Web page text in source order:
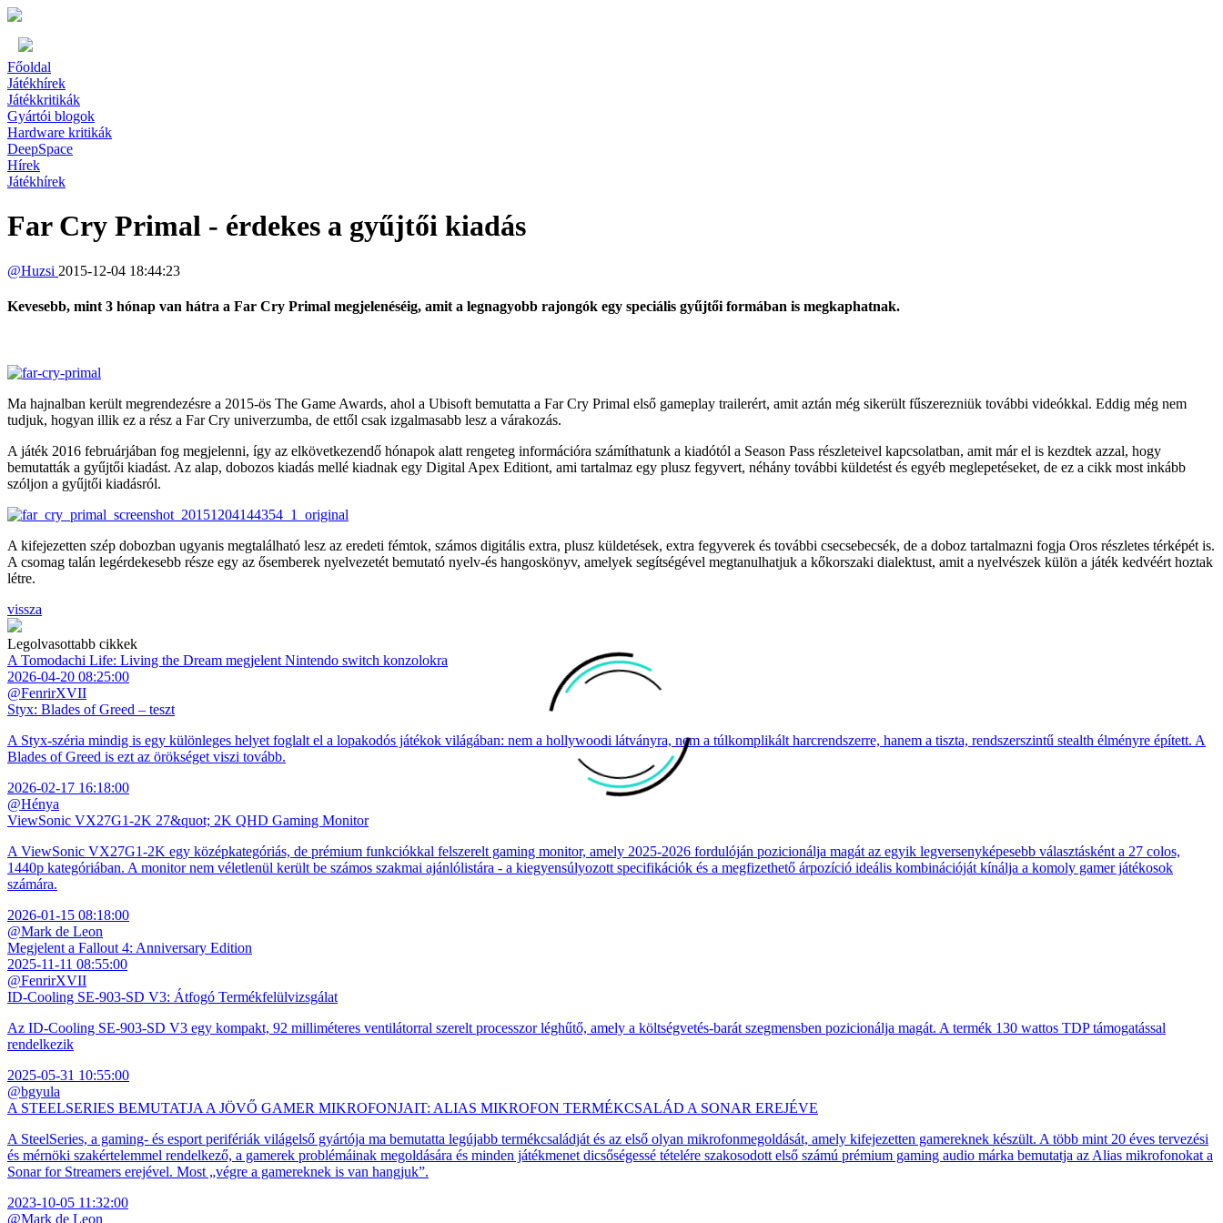
Főoldal
Játékhírek
Játékkritikák
Gyártói blogok
Hardware kritikák
DeepSpace
Hírek
Játékhírek
Far Cry Primal - érdekes a gyűjtői kiadás
@Huzsi 2015-12-04 18:44:23
Kevesebb, mint 3 hónap van hátra a Far Cry Primal megjelenéséig, amit a legnagyobb rajongók egy speciális gyűjtői formában is megkaphatnak.
Ma hajnalban került megrendezésre a 2015-ös The Game Awards, ahol a Ubisoft bemutatta a Far Cry Primal első gameplay trailerért, amit aztán még sikerült fűszerezniük további videókkal. Eddig még nem
tudjuk, hogyan illik ez a rész a Far Cry univerzumba, de ettől csak izgalmasabb lesz a várakozás.
A játék 2016 februárjában fog megjelenni, így az elkövetkezendő hónapok alatt rengeteg információra számíthatunk a kiadótól a Season Pass részleteivel kapcsolatban, amit már el is kezdtek azzal, hogy
bemutatták a gyűjtői kiadást. Az alap, dobozos kiadás mellé kiadnak egy Digital Apex Editiont, ami tartalmaz egy plusz fegyvert, néhány további küldetést és egyéb meglepetéseket, de ez a cikk most inkább
szóljon a gyűjtői kiadásról.
A kifejezetten szép dobozban ugyanis megtalálható lesz az eredeti fémtok, számos digitális extra, plusz küldetések, extra fegyverek és további csecsebecsék, de a doboz tartalmazni fogja Oros részletes térképét is.
A csomag talán legérdekesebb része egy az ősemberek nyelvezetét bemutató nyelv-és hangoskönyv, amelyek segítségével megtanulhatjuk a kőkorszaki dialektust, amit a nyelvészek külön a játék kedvéért hoztak
létre.
vissza
Legolvasottabb cikkek
A Tomodachi Life: Living the Dream megjelent Nintendo switch konzolokra
2026-04-20 08:25:00
@FenrirXVII
Styx: Blades of Greed – teszt
A Styx-széria mindig is egy különleges helyet foglalt el a lopakodós játékok világában: nem a hollywoodi látványra, nem a túlkomplikált harcrendszerre, hanem a tiszta, rendszerszintű stealth élményre épített. A
Blades of Greed is ezt az örökséget viszi tovább.
2026-02-17 16:18:00
@Hénya
ViewSonic VX27G1-2K 27&quot; 2K QHD Gaming Monitor
A ViewSonic VX27G1-2K egy középkategóriás, de prémium funkciókkal felszerelt gaming monitor, amely 2025-2026 fordulóján pozicionálja magát az egyik legversenyképesebb választásként a 27 colos,
1440p kategóriában. A monitor nem véletlenül került be számos szakmai ajánlólistára - a kiegyensúlyozott specifikációk és a megfizethető árpozíció ideális kombinációját kínálja a komoly gamer játékosok
számára.
2026-01-15 08:18:00
@Mark de Leon
Megjelent a Fallout 4: Anniversary Edition
2025-11-11 08:55:00
@FenrirXVII
ID-Cooling SE-903-SD V3: Átfogó Termékfelülvizsgálat
Az ID-Cooling SE-903-SD V3 egy kompakt, 92 milliméteres ventilátorral szerelt processzor léghűtő, amely a költségvetés-barát szegmensben pozicionálja magát. A termék 130 wattos TDP támogatással
rendelkezik
2025-05-31 10:55:00
@bgyula
A STEELSERIES BEMUTATJA A JÖVŐ GAMER MIKROFONJAIT: ALIAS MIKROFON TERMÉKCSALÁD A SONAR EREJÉVE
A SteelSeries, a gaming- és esport perifériák világelső gyártója ma bemutatta legújabb termékcsaládját és az első olyan mikrofonmegoldását, amely kifejezetten gamereknek készült. A több mint 20 éves tervezési
és mérnöki szakértelemmel rendelkező, a gamerek problémáinak megoldására és minden játékmenet dicsőségessé tételére szakosodott első számú prémium gaming audio márka bemutatja az Alias mikrofonokat a
Sonar for Streamers erejével. Most „végre a gamereknek is van hangjuk”.
2023-10-05 11:32:00
@Mark de Leon